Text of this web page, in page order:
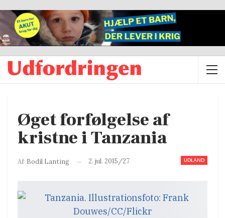
Øget forfølgelse af
kristne i Tanzania
UDLAND
Af Bodil Lanting 2. jul. 2015/27